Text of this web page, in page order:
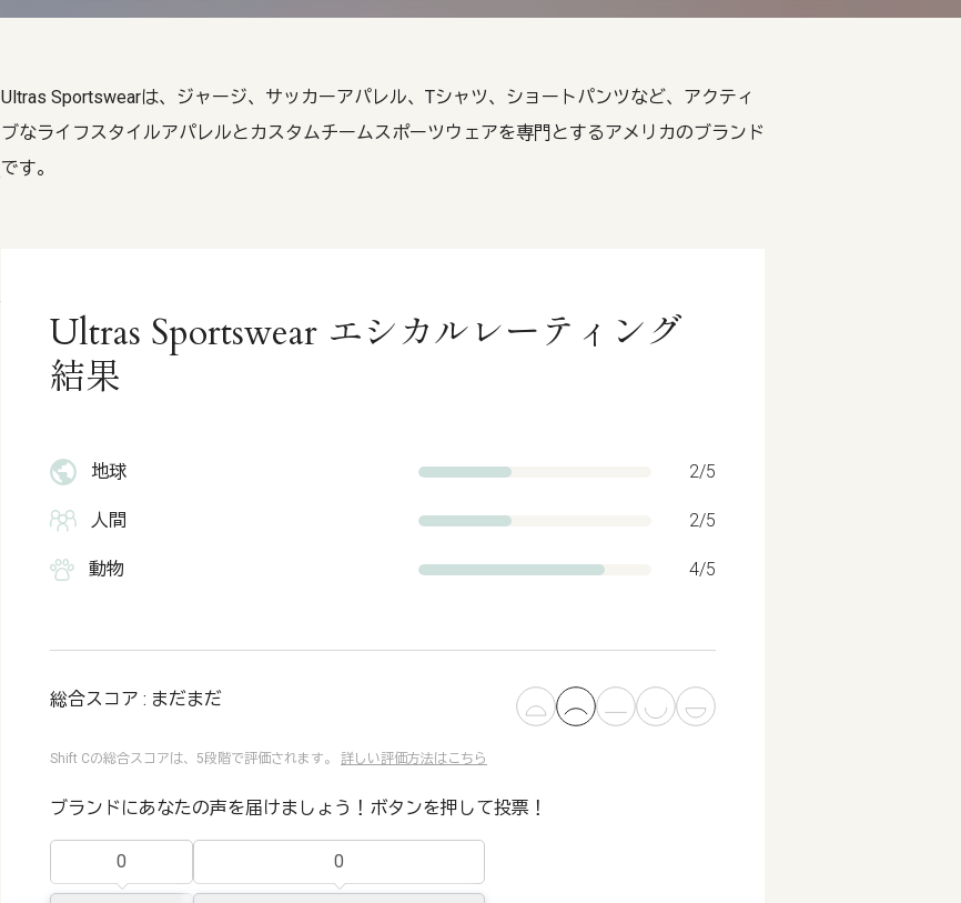
Ultras Sportswearは、ジャージ、サッカーアパレル、Tシャツ、ショートパンツなど、アクティ
ブなライフスタイルアパレルとカスタムチームスポーツウェアを専門とするアメリカのブランド
です。
Ultras Sportswear エシカルレーティング
結果
地球 2/5
人間 2/5
動物 4/5
総合スコア : まだまだ
Shift Cの総合スコアは、5段階で評価されます。 詳しい評価方法はこちら
ブランドにあなたの声を届けましょう！ボタンを押して投票！
0 0